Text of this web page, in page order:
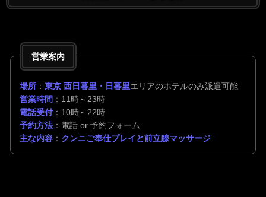
営業案内
場所 ： 東京 西日暮里・日暮里エリアのホテルのみ派遣可能
営業時間 ：11時～23時
電話受付：10時～22時
予約方法 ：電話 or 予約フォーム
主な内容 ： クンニご奉仕プレイと前立腺マッサージ